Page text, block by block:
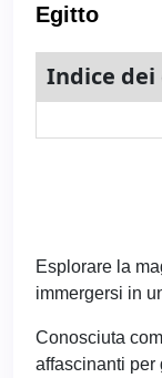
Egitto
Indice
Esplorare la
immergersi in
Conosciuta
affascinanti per